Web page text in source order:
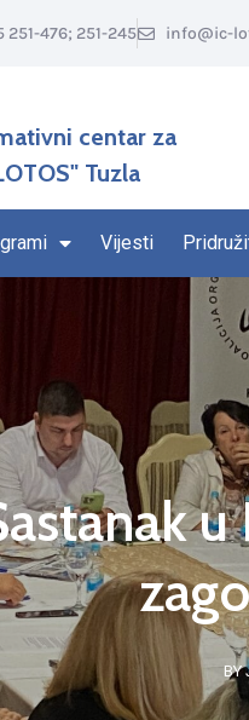
251-476; 251-245 info@ic-
centar za
Tuzla
Vijesti
BY